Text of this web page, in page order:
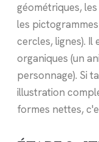
géométriques,
les
cercles, lignes).
organiques (un
personnage). Si
illustration
formes nettes,